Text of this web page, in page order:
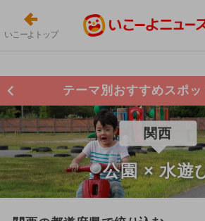
いこーよトップ
テーマ別おすすめスポ
関西
公園 × 水遊